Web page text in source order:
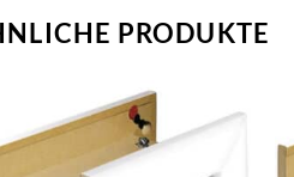
PRODUKTE